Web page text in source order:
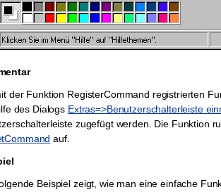
der Funktion RegisterCommand registrierten
des Dialogs Extras=>Benutzerschalterleiste
zugefügt werden. Die Funktion
auf.
Beispiel zeigt, wie man eine einfache